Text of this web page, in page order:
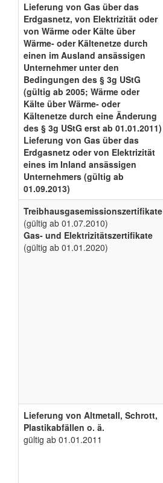
Lieferung von Gas über das
Erdgasnetz, von Elektrizität oder
von Wärme oder Kälte über
Wärme- oder Kältenetze durch
einen im Ausland ansässigen
Unternehmer unter den
Bedingungen des § 3g UStG
(gültig ab 2005; Wärme oder
Kälte über Wärme- oder
Kältenetze durch eine Änderung
des § 3g UStG erst ab 01.01.2011)
Lieferung von Gas über das
Erdgasnetz oder von Elektrizität
eines im Inland ansässigen
Unternehmers (gültig ab
01.09.2013)
Treibhausgasemissionszertifikate
(gültig ab 01.07.2010)
Gas- und Elektrizitätszertifikate
(gültig ab 01.01.2020)
Lieferung von Altmetall, Schrott,
Plastikabfällen o. ä.
gültig ab 01.01.2011